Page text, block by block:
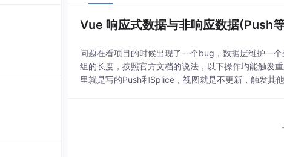
Vue 响应式数据与非响应数据(Push
问题在看项目的时候出现了一个bug，数据层维护一
组的长度，按照官方文档的说法，以下操作均能触
里就是写的Push和Splice，视图就是不更新，触发其